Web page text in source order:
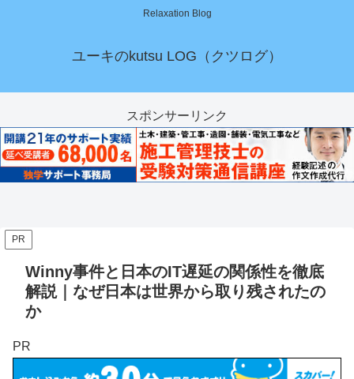
Relaxation Blog
ユーキのkutsu LOG（クツログ）
スポンサーリンク
PR
Winny事件と日本のIT遅延の関係性を徹底
解説｜なぜ日本は世界から取り残されたの
か
PR